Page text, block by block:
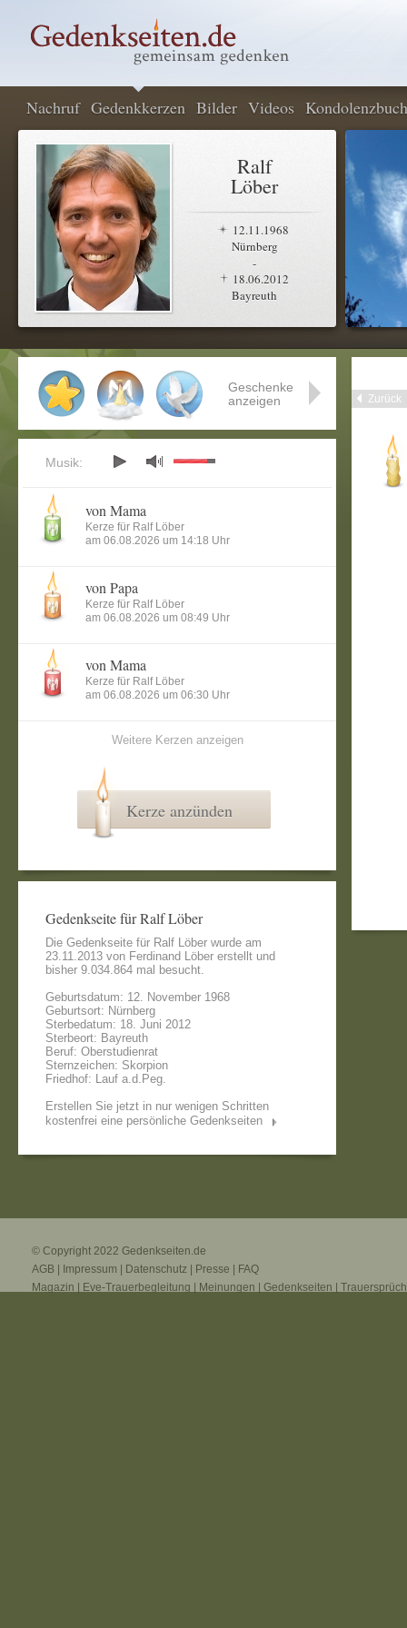
Nachruf Gedenkkerzen Bilder Videos Kondolenzbuch
Ralf
Löber
12.11.1968
Nürnberg
-
18.06.2012
Bayreuth
Zurück
Geschenke
anzeigen
Musik:
von Mama
Kerze für Ralf Löber
am 06.08.2026 um 14:18 Uhr
von Papa
Kerze für Ralf Löber
am 06.08.2026 um 08:49 Uhr
von Mama
Kerze für Ralf Löber
am 06.08.2026 um 06:30 Uhr
Weitere Kerzen anzeigen
Kerze anzünden
Gedenkseite für Ralf Löber
Die Gedenkseite für Ralf Löber wurde am
23.11.2013 von Ferdinand Löber erstellt und
bisher 9.034.864 mal besucht.
Geburtsdatum: 12. November 1968
Geburtsort: Nürnberg
Sterbedatum: 18. Juni 2012
Sterbeort: Bayreuth
Beruf: Oberstudienrat
Sternzeichen: Skorpion
Friedhof: Lauf a.d.Peg.
Erstellen Sie jetzt in nur wenigen Schritten
kostenfrei eine persönliche Gedenkseiten
© Copyright 2022 Gedenkseiten.de
AGB
Impressum Datenschutz Presse
FAQ
Magazin
Eve-Trauerbegleitung Meinungen Gedenkseiten